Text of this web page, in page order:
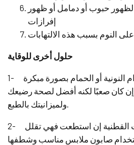
لظهور حبوب أو دمامل أو ظهور
إفرازات
النوم بسبب هذه الالتهابات
حلول أخرى للوقاية
1- عوّدي طفلك على استخدام النونية أو الحمام بصورة مبكرة
كان صعبًا لكنه أفضل لصحة رضيعك
2- استخدمي الحفاضات القطنية إن استطعت فهي تقلل
صابون ملابس مناسب وشطفها